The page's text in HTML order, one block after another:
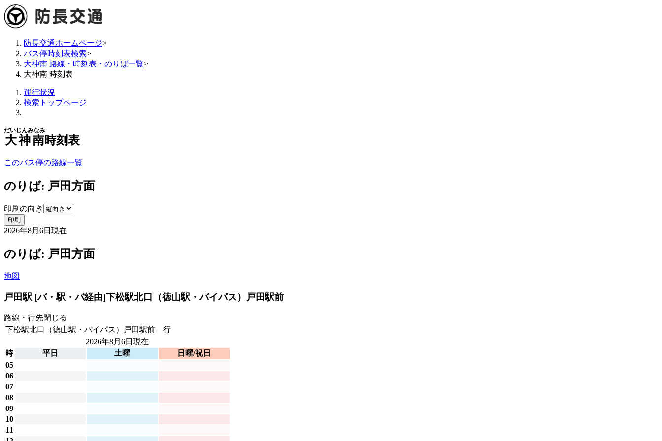
防長交通ホームページ>
バス停時刻表検索>
大神南 路線・時刻表・のりば一覧>
大神南 時刻表
運行状況
検索トップページ
大神南
だいじんみなみ
時刻表
このバス停の路線一覧
のりば: 戸田方面
印刷の向き
印刷
2026年8月6日 現在
のりば: 戸田方面
地図
戸田駅 [バ・駅・バ経由]下松駅北口（徳山駅・バイパス）戸田駅前
路線・行先閉じる
下松駅北口（徳山駅・バイパス）戸田駅前 行
2026年8月6日 現在
時
平日 土曜
日曜/祝日
05
06
07
08
09
10
11